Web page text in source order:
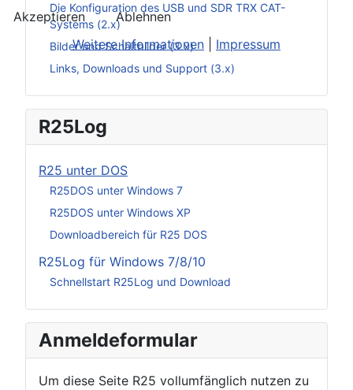
Die Konfiguration des USB und SDR TRX CAT-
Systems (2.x)
Bilder und Schaltbilder (3.x)
Links, Downloads und Support (3.x)
R25Log
R25 unter DOS
R25DOS unter Windows 7
R25DOS unter Windows XP
Downloadbereich für R25 DOS
R25Log für Windows 7/8/10
Schnellstart R25Log und Download
Anmeldeformular
Um diese Seite R25 vollumfänglich nutzen zu
Akzeptieren
Ablehnen
Weitere Informationen
Impressum